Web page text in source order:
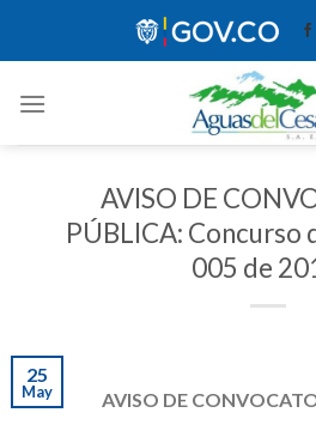
AVISO DE
PÚBLICA: Concurso
005 de
25
May AVISO DE